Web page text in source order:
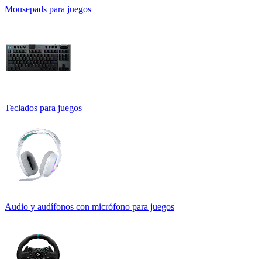
Mousepads para juegos
Teclados para juegos
Audio y audífonos con micrófono para juegos